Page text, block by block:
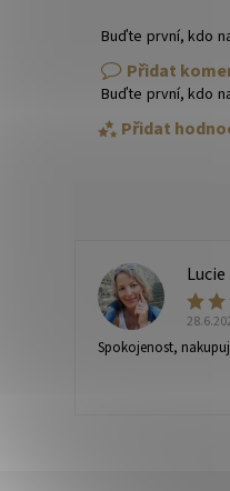
Buďte první, kdo
Přidat
Buďte první, kdo
Přidat
L
Lucie
Spokojenost,